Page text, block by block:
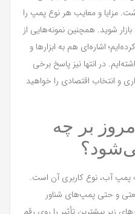
مزایا و معایب هر نوع پمپ را
شوید. همچنین نمونه‌هایی از
اشاره‌ای هم به ابزارها و
در انتها نیز پاسخ برخی
و انتخاب اقتصادی را خواهید
بر چه
پمپ آب، نوع کاربری آن است.
و حتی پمپ‌های شناور